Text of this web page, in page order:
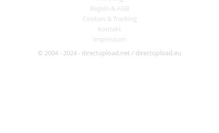
Regeln & AGB
Cookies & Tracking
Kontakt
Impressum
© 2004 - 2024 - directupload.net / directupload.eu